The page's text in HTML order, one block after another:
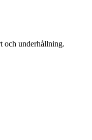
och underhållning.